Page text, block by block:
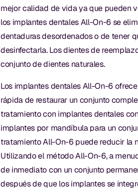
mejor calidad de vida ya que pueden
los implantes dentales All-On-6 se
dentaduras desordenados o de tener
desinfectarla. Los dientes de
conjunto de dientes naturales.
Los implantes dentales All-On-6
rápida de restaurar un conjunto
tratamiento con implantes dentales
implantes por mandíbula para un
tratamiento All-On-6 puede reducir la
Utilizando el método All-On-6, a
de inmediato con un conjunto
después de que los implantes se